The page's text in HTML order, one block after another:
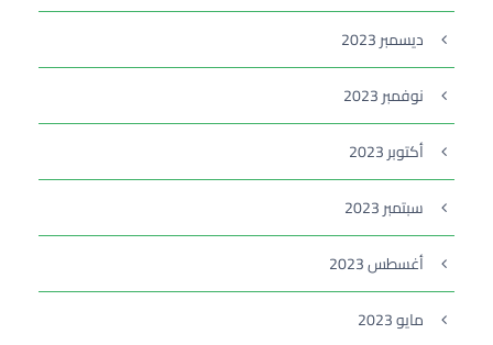
ديسمبر 2023
نوفمبر 2023
أكتوبر 2023
سبتمبر 2023
أغسطس 2023
مايو 2023